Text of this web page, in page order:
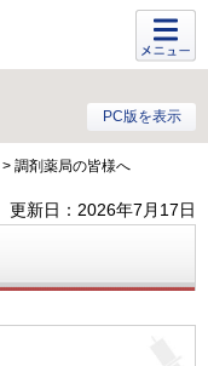
PC版を表示
メニュ
ー
> 調剤薬局の皆様へ
更新日：2026年7月17日